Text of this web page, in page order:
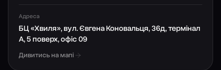
Адреса
БЦ «Хвиля», вул. Євгена Коновальця, 36д, термінал
А, 5 поверх, офіс 09
Дивитись на мапі